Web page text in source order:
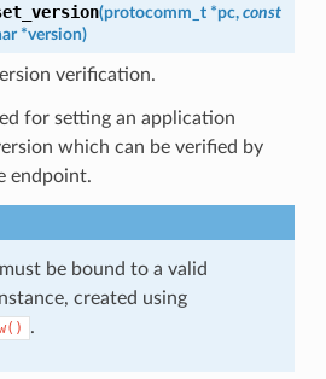
(protocomm_t *pc, const
*version)
verification.
for setting an application
which can be verified by
endpoint.
be bound to a valid
created using
.